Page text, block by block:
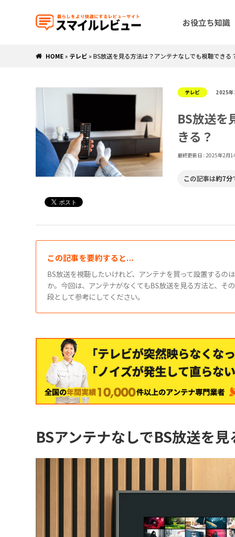
お役立ち知識
HOME» テレビ» BS放送を見る方法は？アンテナなしでも視聴できる
テレビ 2025年
BS放送を
きる？
最終更新日 : 2025年2月
この記事は約7分
この記事を要約すると...
BS放送を視聴したいけれど、アンテナを買って設置するの
か。今回は、アンテナがなくてもBS放送を見る方法と、そ
段として参考にしてください。
BSアンテナなしでBS放送を見